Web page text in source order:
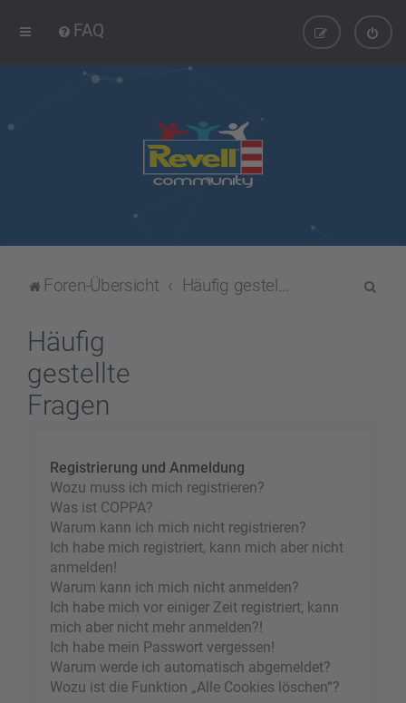
FAQ
Foren-Übersicht Häufig gestellte Fragen
Häufig
gestellte
Fragen
Registrierung und Anmeldung
Wozu muss ich mich registrieren?
Was ist COPPA?
Warum kann ich mich nicht registrieren?
Ich habe mich registriert, kann mich aber nicht
anmelden!
Warum kann ich mich nicht anmelden?
Ich habe mich vor einiger Zeit registriert, kann
mich aber nicht mehr anmelden?!
Ich habe mein Passwort vergessen!
Warum werde ich automatisch abgemeldet?
Wozu ist die Funktion „Alle Cookies löschen“?